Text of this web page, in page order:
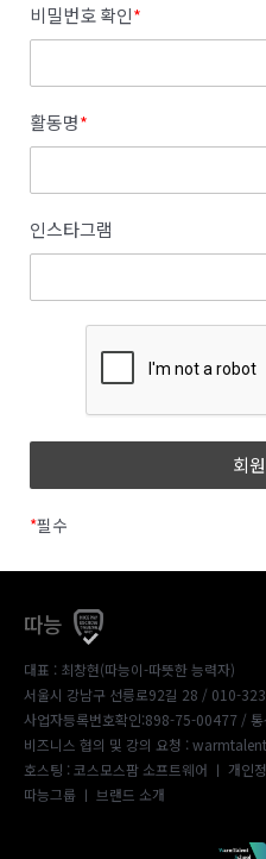
비밀번호 확인*
활동명*
인스타그램
*필수
따능
대표 : 최창현(따능이-따뜻한 능력자)
서울시 강남구 선릉로92길 28 / 010-
사업자등록번호확인:898-75-00477 /
비즈니스 협의 및 강의 요청 :
호스팅 : 코스모스팜 소프트웨어 ㅣ 개인
따능그룹 ㅣ 브랜드 소개